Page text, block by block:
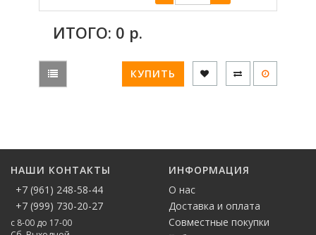
ИТОГО: 0 р.
КУПИТЬ
НАШИ КОНТАКТЫ
+7 (961) 248-58-44
+7 (999) 730-20-27
с 8-00 до 17-00
ИНФОРМАЦИЯ
О нас
Доставка и оплата
Совместные покупки